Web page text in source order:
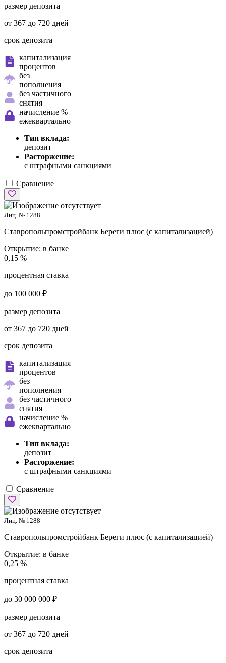
размер депозита
от 367 до 720 дней
срок депозита
капитализация
процентов
без
пополнения
без частичного
снятия
начисление %
ежеквартально
Тип вклада:
депозит
Расторжение:
с штрафными санкциями
Сравнение
Лиц. № 1288
Ставропольпромстройбанк Береги плюс (с капитализацией)
Открытие: в банке
0,15 %
процентная ставка
до 100 000 ₽
размер депозита
от 367 до 720 дней
срок депозита
капитализация
процентов
без
пополнения
без частичного
снятия
начисление %
ежеквартально
Тип вклада:
депозит
Расторжение:
с штрафными санкциями
Сравнение
Лиц. № 1288
Ставропольпромстройбанк Береги плюс (с капитализацией)
Открытие: в банке
0,25 %
процентная ставка
до 30 000 000 ₽
размер депозита
от 367 до 720 дней
срок депозита